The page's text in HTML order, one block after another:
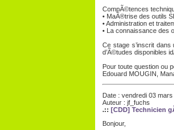
CompÃ©tences
• MaÃ®trise des outils
• Administration et
• La connaissance des
Ce stage s’inscrit
d’Ã©tudes disponibles
Pour toute question ou
Edouard MOUGIN,
Date : vendredi 03
Auteur : jf_fuchs
.:: [CDD] Technicien
Bonjour,